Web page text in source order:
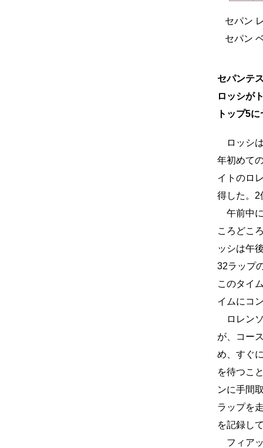
セパン
セパン
セパンテ
ロッシが
トップ5
ロッシ
年初めて
イトのロ
得した。2
午前中
ころどこ
ッシは午
32ラップ
このタイ
イムにコ
ロレン
が、コー
め、すぐ
を待つこ
ンに手間
ラップを
を記録し
フィアッ